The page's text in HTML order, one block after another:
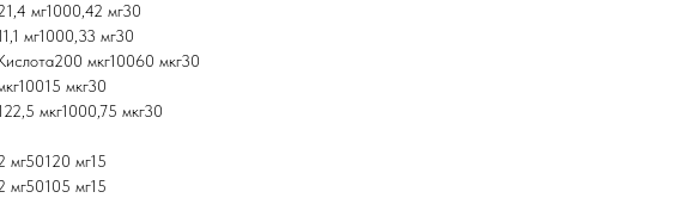
мг1000,42 мг30
мг1000,33 мг30
мкг10060 мкг30
мкг30
мкг1000,75 мкг30
мг50120 мг15
мг50105 мг15